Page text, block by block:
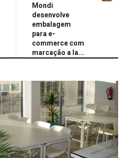
Mondi
desenvolve
embalagem
para e-
commerce com
marcação a la...